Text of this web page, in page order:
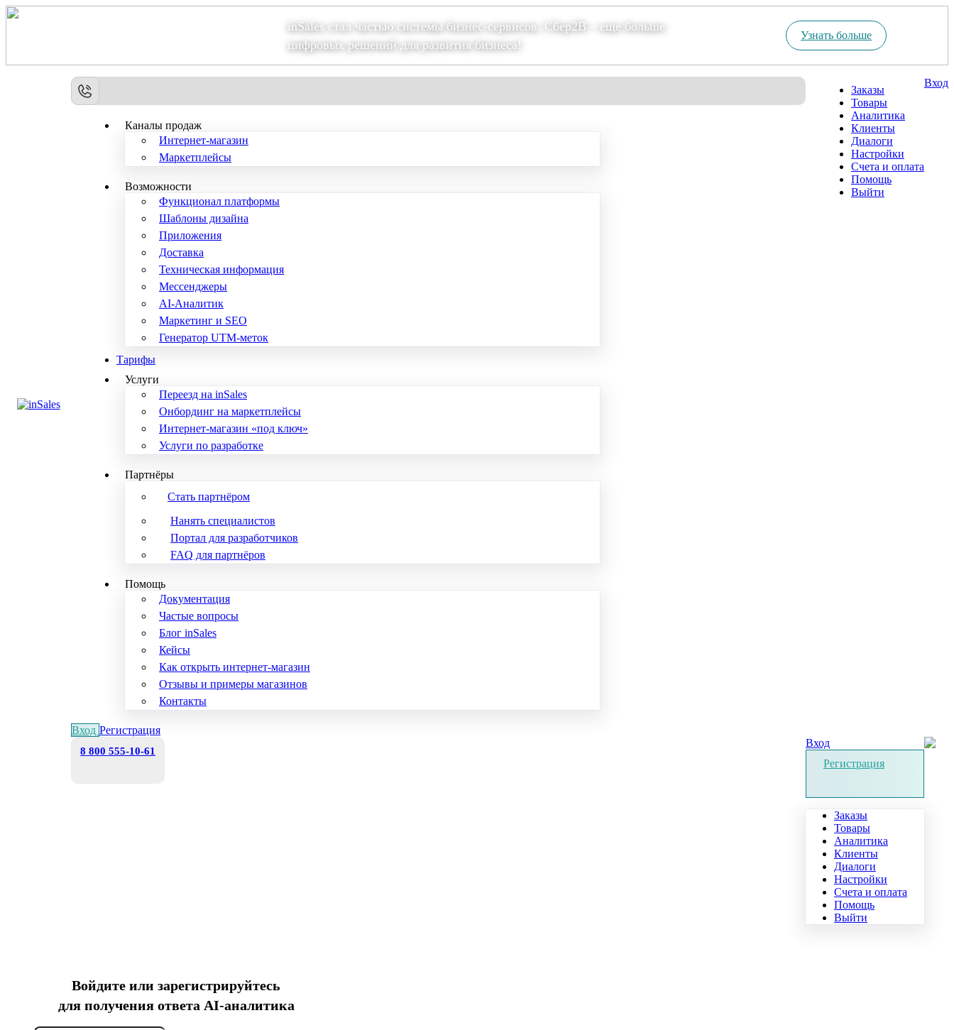
inSales стал частью системы бизнес-сервисов. Сбер2В – еще больше
цифровых решений для развития бизнеса!
Узнать больше
Каналы продаж
Интернет-магазин
Маркетплейсы
Возможности
Функционал платформы
Шаблоны дизайна
Приложения
Доставка
Техническая информация
Мессенджеры
AI-Аналитик
Маркетинг и SEO
Генератор UTM-меток
Тарифы
Услуги
Переезд на inSales
Онбординг на маркетплейсы
Интернет-магазин «под ключ»
Услуги по разработке
Партнёры
Стать партнёром
Нанять специалистов
Портал для разработчиков
FAQ для партнёров
Помощь
Документация
Частые вопросы
Блог inSales
Кейсы
Как открыть интернет-магазин
Отзывы и примеры магазинов
Контакты
Вход Регистрация
Заказы
Товары
Аналитика
Клиенты
Диалоги
Настройки
Счета и оплата
Помощь
Выйти
Вход
8 800 555-10-61
Вход
Регистрация
Заказы
Товары
Аналитика
Клиенты
Диалоги
Настройки
Счета и оплата
Помощь
Выйти
Войдите или зарегистрируйтесь
для получения ответа AI-аналитика